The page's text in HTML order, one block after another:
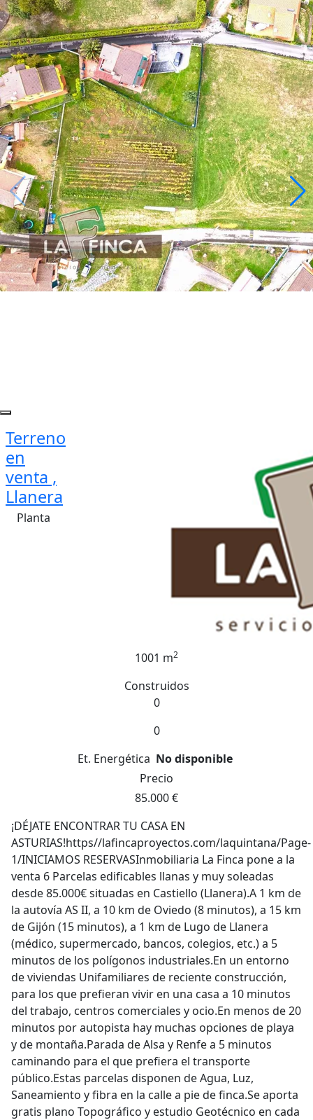
Terreno
en
venta ,
Llanera
Planta
1001 m2
Construidos
0
0
Et. Energética No disponible
Precio
85.000 €
¡DÉJATE ENCONTRAR TU CASA EN
ASTURIAS!https//lafincaproyectos.com/laquintana/Page-
1/INICIAMOS RESERVASInmobiliaria La Finca pone a la
venta 6 Parcelas edificables llanas y muy soleadas
desde 85.000€ situadas en Castiello (Llanera).A 1 km de
la autovía AS II, a 10 km de Oviedo (8 minutos), a 15 km
de Gijón (15 minutos), a 1 km de Lugo de Llanera
(médico, supermercado, bancos, colegios, etc.) a 5
minutos de los polígonos industriales.En un entorno
de viviendas Unifamiliares de reciente construcción,
para los que prefieran vivir en una casa a 10 minutos
del trabajo, centros comerciales y ocio.En menos de 20
minutos por autopista hay muchas opciones de playa
y de montaña.Parada de Alsa y Renfe a 5 minutos
caminando para el que prefiera el transporte
público.Estas parcelas disponen de Agua, Luz,
Saneamiento y fibra en la calle a pie de finca.Se aporta
gratis plano Topográfico y estudio Geotécnico en cada